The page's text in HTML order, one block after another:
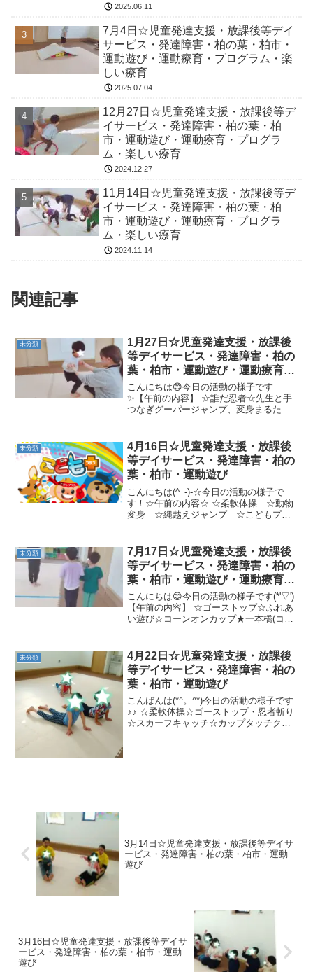
2025.06.11
7月4日☆児童発達支援・放課後等デイ
サービス・発達障害・柏の葉・柏市・
運動遊び・運動療育・プログラム・楽
しい療育
2025.07.04
12月27日☆児童発達支援・放課後等デ
イサービス・発達障害・柏の葉・柏
市・運動遊び・運動療育・プログラ
ム・楽しい療育
2024.12.27
11月14日☆児童発達支援・放課後等デ
イサービス・発達障害・柏の葉・柏
市・運動遊び・運動療育・プログラ
ム・楽しい療育
2024.11.14
関連記事
未分類
1月27日☆児童発達支援・放課後
等デイサービス・発達障害・柏の
葉・柏市・運動遊び・運動療育・
プログラム・楽しい療育
こんにちは😊今日の活動の様子です
✨【午前の内容】 ☆誰だ忍者☆先生と手
つなぎグーパージャンプ、変身まるた
と休み→前回り【午後の内容】 ☆旗あげ
☆ドーンジャンケン☆カ...
未分類
4月16日☆児童発達支援・放課後
等デイサービス・発達障害・柏の
葉・柏市・運動遊び
こんにちは(^_-)-☆今日の活動の様子で
す！☆午前の内容☆ ☆柔軟体操 ☆動物
変身 ☆縄越えジャンプ ☆こどもプラ
ットごえ☆午後の内容☆ ☆しっぽとり☆
カップタッチ→...
未分類
7月17日☆児童発達支援・放課後
等デイサービス・発達障害・柏の
葉・柏市・運動遊び・運動療育・
プログラム・楽しい療育
こんにちは😊今日の活動の様子です(*'▽')
【午前の内容】 ☆ゴーストップ☆ふれあ
い遊び☆コーンオンカップ★一本橋(コー
ぐってジャンプ・ジグザグくぐりぬけ☆
ぼうた...
未分類
4月22日☆児童発達支援・放課後
等デイサービス・発達障害・柏の
葉・柏市・運動遊び
こんばんは(*^。^*)今日の活動の様子です
♪♪ ☆柔軟体操☆ゴーストップ・忍者斬り
☆スカーフキャッチ☆カップタッチクマ
3月14日☆児童発達支援・放課後等デイサ
ービス・発達障害・柏の葉・柏市・運動
遊び
3月16日☆児童発達支援・放課後等デイサ
ービス・発達障害・柏の葉・柏市・運動
遊び